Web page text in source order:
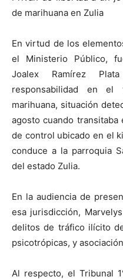
de marihuana en Zulia
En virtud de los
el Ministerio Público,
Joalex Ramírez
responsabilidad en
marihuana, situación
agosto cuando
de control ubicado en el
conduce a la parroquia
del estado Zulia.
En la audiencia de
esa jurisdicción,
delitos de tráfico ilícito
psicotrópicas, y
Al respecto, el Tribunal